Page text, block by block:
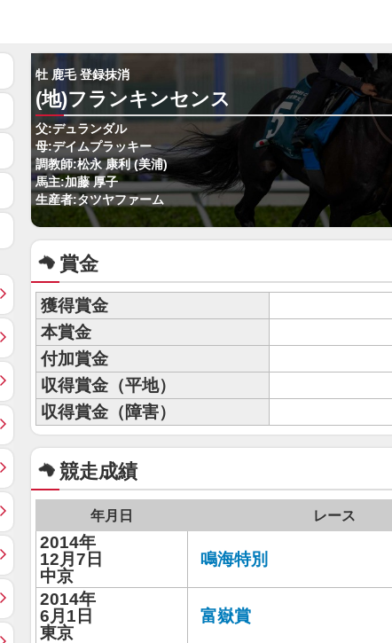
牡 鹿毛 登録抹消
(地)フランキンセンス
父:デュランダル
母:デイムプラッキー
調教師:松永 康利 (美浦)
馬主:加藤 厚子
生産者:タツヤファーム
賞金
獲得賞金
本賞金
付加賞金
収得賞金（平地）
収得賞金（障害）
競走成績
年月日 レース
2014年
12月7日
中京
鳴海特別
2014年
6月1日
東京
富嶽賞